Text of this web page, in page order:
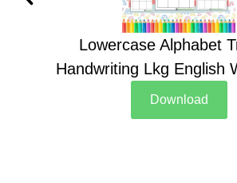
Lowercase Alphabet
Handwriting Lkg English
Download